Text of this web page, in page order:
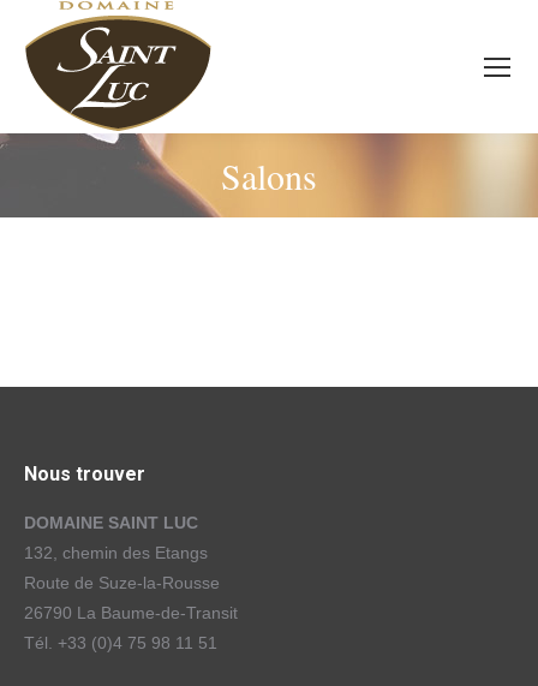
Salons
Nous trouver
DOMAINE SAINT LUC
132, chemin des Etangs
Route de Suze-la-Rousse
26790 La Baume-de-Transit
Tél. +33 (0)4 75 98 11 51